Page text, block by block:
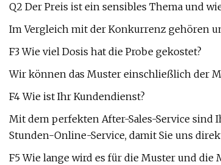
Q2 Der Preis ist ein sensibles Thema und
Im Vergleich mit der Konkurrenz gehören
F3 Wie viel Dosis hat die Probe gekostet?
Wir können das Muster einschließlich der
F4 Wie ist Ihr Kundendienst?
Mit dem perfekten After-Sales-Service
Stunden-Online-Service, damit Sie uns
F5 Wie lange wird es für die Muster und die